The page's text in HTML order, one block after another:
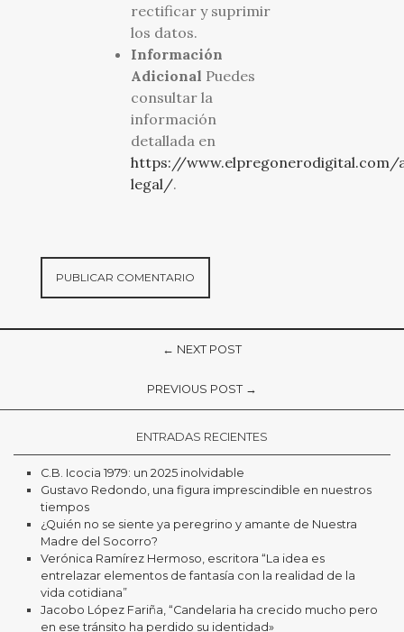
rectificar y suprimir
los datos.
Información
Adicional Puedes
consultar la
información
detallada en
https://www.elpregonerodigital.com/
legal/.
← NEXT POST
PREVIOUS POST →
ENTRADAS RECIENTES
C.B. Icocia 1979: un 2025 inolvidable
Gustavo Redondo, una figura imprescindible en nuestros
tiempos
¿Quién no se siente ya peregrino y amante de Nuestra
Madre del Socorro?
Verónica Ramírez Hermoso, escritora “La idea es
entrelazar elementos de fantasía con la realidad de la
vida cotidiana”
Jacobo López Fariña, “Candelaria ha crecido mucho pero
en ese tránsito ha perdido su identidad»